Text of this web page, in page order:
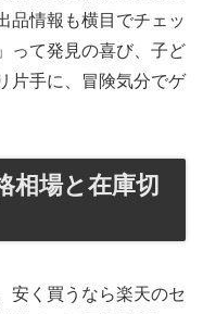
品情報も横目でチェッ
って発見の喜び、子ど
片手に、冒険気分でゲ
相場と在庫切
安く買うなら楽天のセ